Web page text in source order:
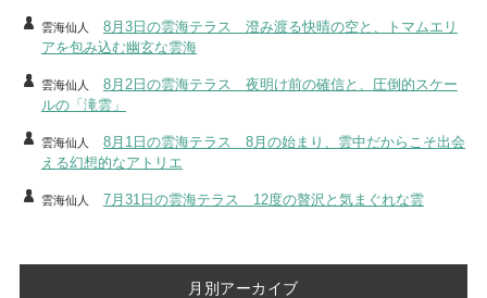
雲海仙人
8月3日の雲海テラス 澄み渡る快晴の空と、トマムエリ
アを包み込む幽玄な雲海
雲海仙人
8月2日の雲海テラス 夜明け前の確信と、圧倒的スケー
ルの「滝雲」
雲海仙人
8月1日の雲海テラス 8月の始まり、雲中だからこそ出会
える幻想的なアトリエ
雲海仙人 7月31日の雲海テラス 12度の贅沢と気まぐれな雲
月別アーカイブ